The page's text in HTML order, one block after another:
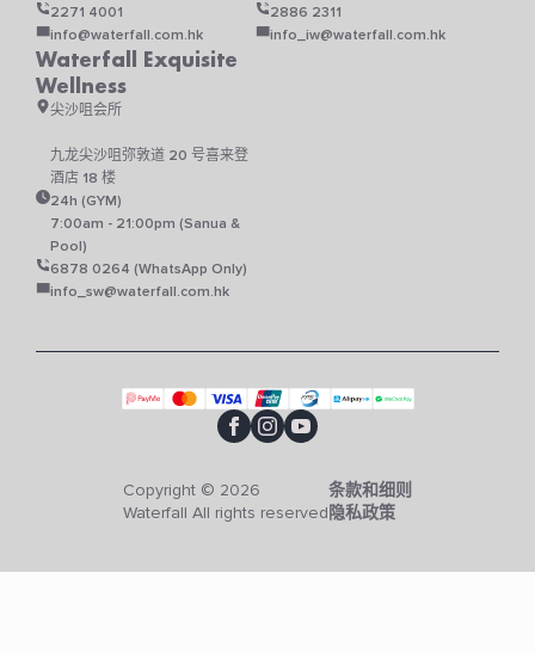
2271 4001
info@waterfall.com.hk
2886 2311
info_iw@waterfall.com.hk
Waterfall Exquisite
Wellness
尖沙咀会所
九龙尖沙咀弥敦道 20 号喜来登
酒店 18 楼
24h (GYM)
7:00am - 21:00pm (Sanua &
Pool)
6878 0264 (WhatsApp Only)
info_sw@waterfall.com.hk
Copyright © 2026
Waterfall All rights reserved
条款和细则
隐私政策